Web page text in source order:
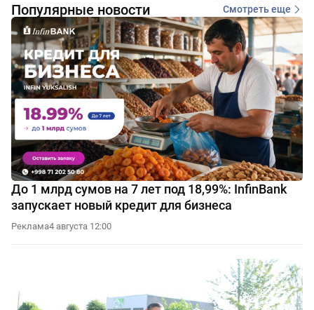
Популярные новости Смотреть еще
До 1 млрд сумов на 7 лет под 18,99%: InfinBank
запускает новый кредит для бизнеса
Реклама4 августа 12:00